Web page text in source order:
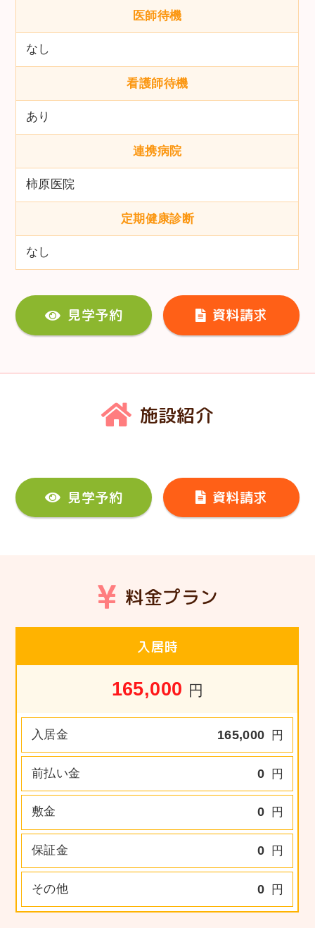
医師待機
なし
看護師待機
あり
連携病院
柿原医院
定期健康診断
なし
見学予約 資料請求
施設紹介
見学予約 資料請求
料金プラン
入居時
165,000 円
入居金 165,000 円
前払い金 0 円
敷金 0 円
保証金 0 円
その他 0 円